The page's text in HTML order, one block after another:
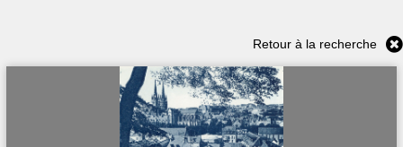
Retour à la recherche